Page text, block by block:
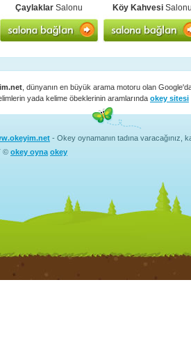
Çaylaklar Salonu Köy Kahvesi
, dünyanın en büyük arama motoru olan
yada kelime öbeklerinin aramlarında okey sitesi
- Okey oynamanın tadına varacağınız,
© okey oyna okey